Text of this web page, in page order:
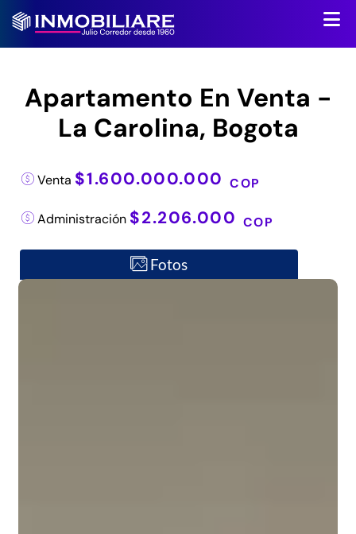
Apartamento En Venta -
La Carolina, Bogota
Venta $1.600.000.000 COP
Administración $2.206.000 COP
Fotos